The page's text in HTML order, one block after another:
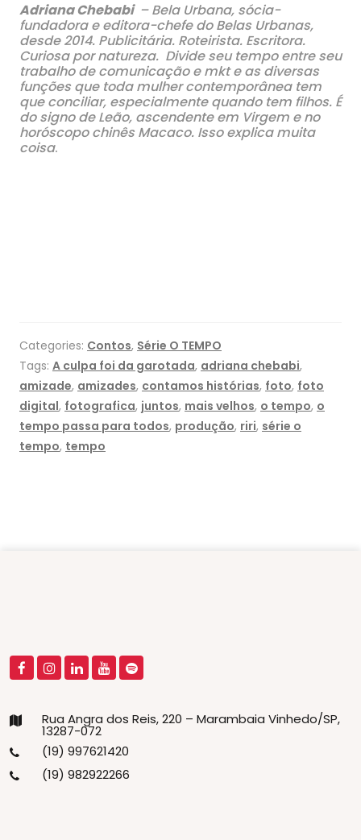
Adriana Chebabi – Bela Urbana, sócia-
fundadora e editora-chefe do Belas Urbanas,
desde 2014. Publicitária. Roteirista. Escritora.
Curiosa por natureza. Divide seu tempo entre seu
trabalho de comunicação e mkt e as diversas
funções que toda mulher contemporânea tem
que conciliar, especialmente quando tem filhos. É
do signo de Leão, ascendente em Virgem e no
horóscopo chinês Macaco. Isso explica muita
coisa.
Categories: Contos, Série O TEMPO
Tags: A culpa foi da garotada, adriana chebabi,
amizade, amizades, contamos histórias, foto, foto
digital, fotografica, juntos, mais velhos, o tempo, o
tempo passa para todos, produção, riri, série o
tempo, tempo
Rua Angra dos Reis, 220 – Marambaia Vinhedo/SP,
13287-072
(19) 997621420
(19) 982922266